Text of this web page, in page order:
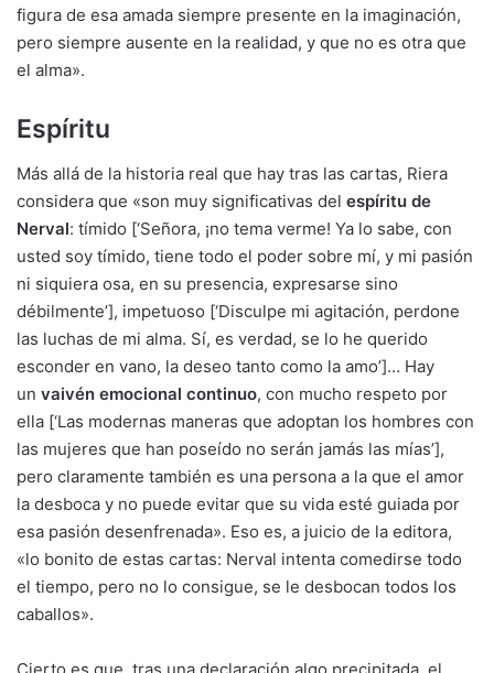
figura de esa amada siempre presente en la imaginación,
pero siempre ausente en la realidad, y que no es otra que
el alma».
Espíritu
Más allá de la historia real que hay tras las cartas, Riera
considera que «son muy significativas del espíritu de
Nerval: tímido [‘Señora, ¡no tema verme! Ya lo sabe, con
usted soy tímido, tiene todo el poder sobre mí, y mi pasión
ni siquiera osa, en su presencia, expresarse sino
débilmente’], impetuoso [‘Disculpe mi agitación, perdone
las luchas de mi alma. Sí, es verdad, se lo he querido
esconder en vano, la deseo tanto como la amo’]… Hay
un vaivén emocional continuo, con mucho respeto por
ella [‘Las modernas maneras que adoptan los hombres con
las mujeres que han poseído no serán jamás las mías’],
pero claramente también es una persona a la que el amor
la desboca y no puede evitar que su vida esté guiada por
esa pasión desenfrenada». Eso es, a juicio de la editora,
«lo bonito de estas cartas: Nerval intenta comedirse todo
el tiempo, pero no lo consigue, se le desbocan todos los
caballos».